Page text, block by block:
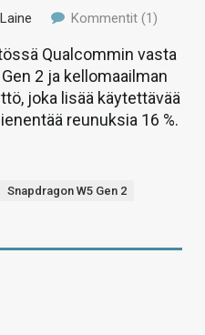
Kommentit (1)
Qualcommin vasta
2 ja kellomaailman
joka lisää käytettävää
reunuksia 16 %.
Snapdragon W5 Gen 2